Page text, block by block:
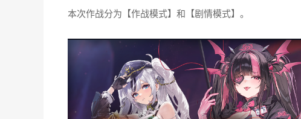
本次作战分为【作战模式】和【剧情模式】。